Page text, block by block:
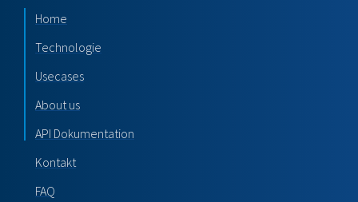
Home
Technologie
Usecases
About us
API Dokumentation
Kontakt
FAQ